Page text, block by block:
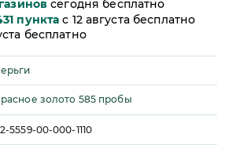
сегодня бесплатно
пункта c 12 августа бесплатно
бесплатно
золото 585 пробы
5559-00-000-1110